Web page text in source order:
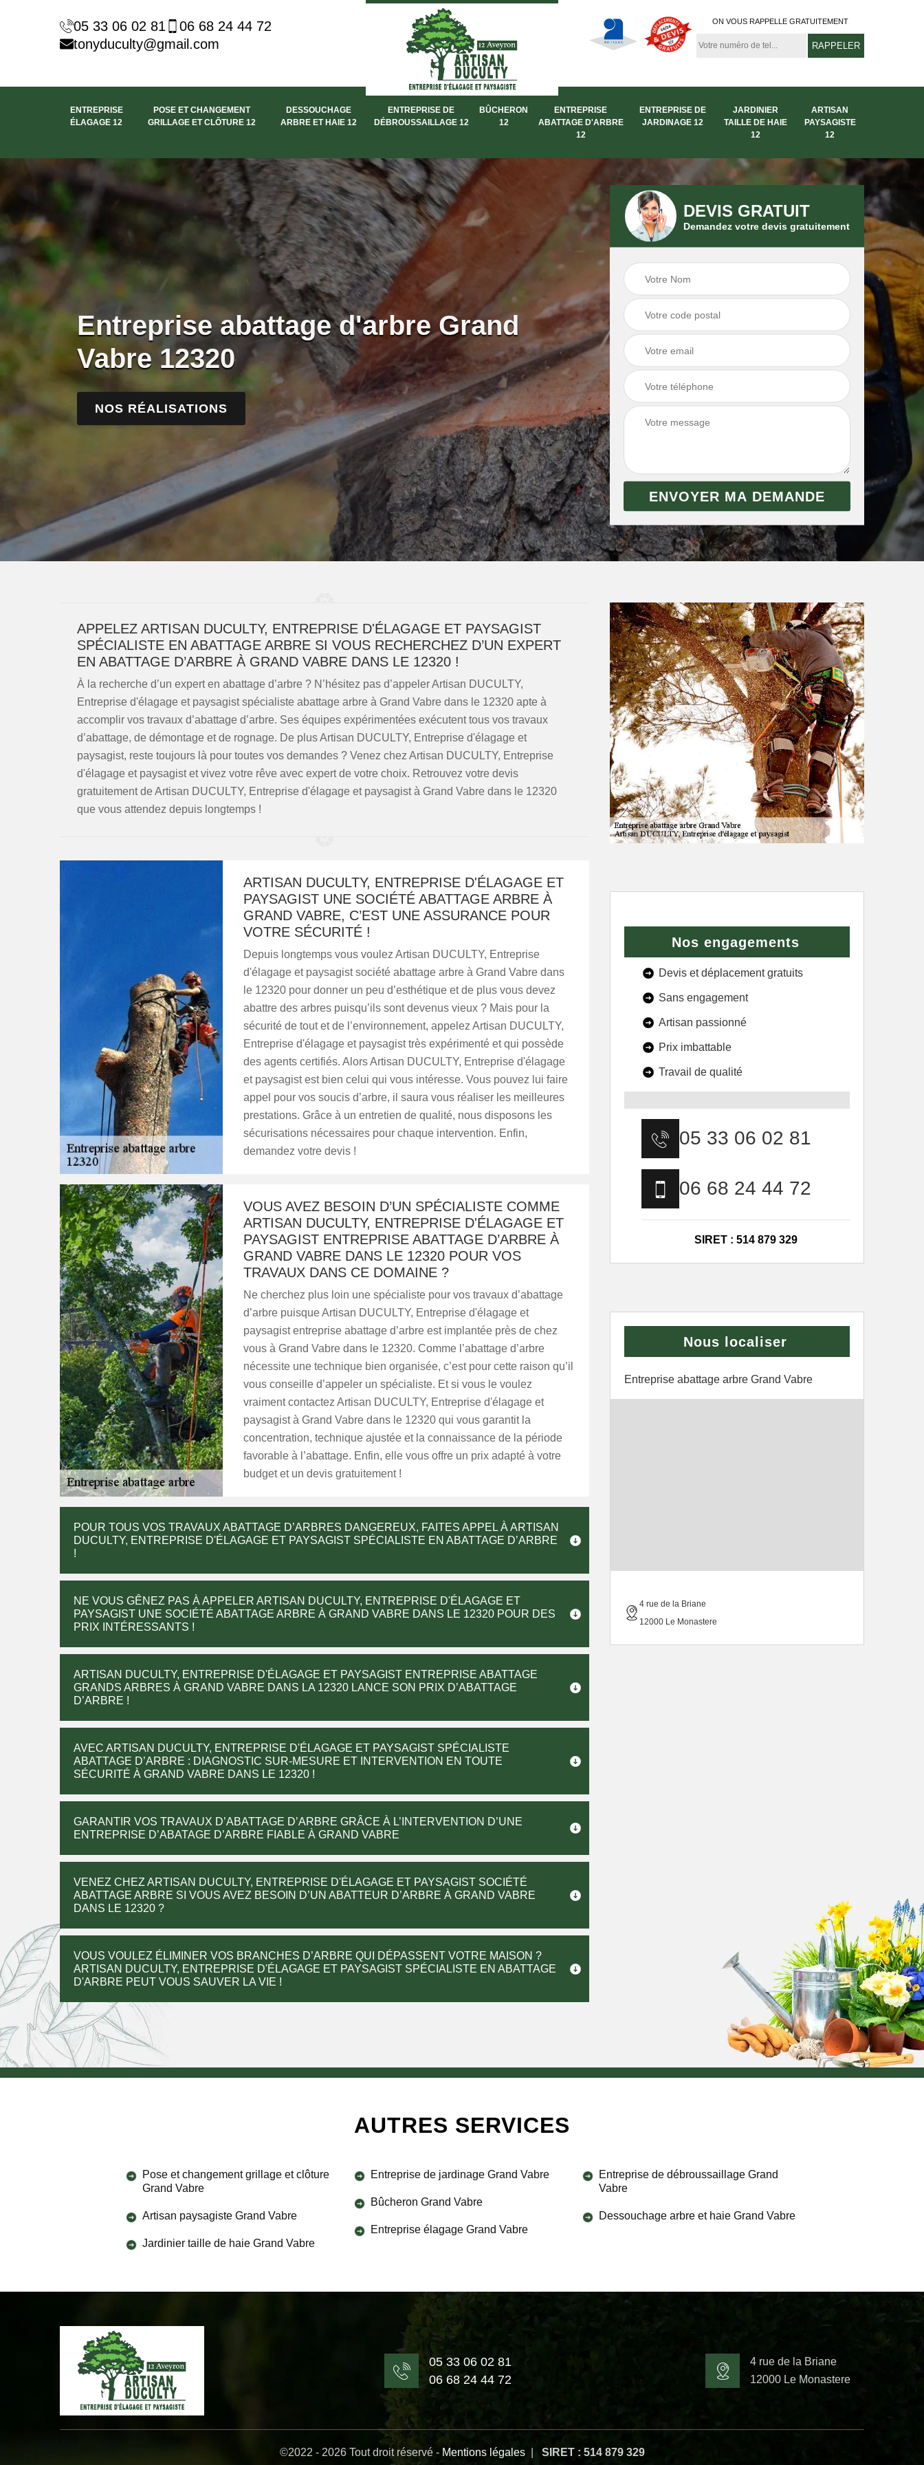
05 33 06 02 81
06 68 24 44 72
tonyduculty@gmail.com
ON VOUS RAPPELLE GRATUITEMENT
ENTREPRISE
ÉLAGAGE 12
POSE ET CHANGEMENT
GRILLAGE ET CLÔTURE 12
DESSOUCHAGE
ARBRE ET HAIE 12
ENTREPRISE DE
DÉBROUSSAILLAGE 12
BÛCHERON
12
ENTREPRISE
ABATTAGE D'ARBRE
12
ENTREPRISE DE
JARDINAGE 12
JARDINIER
TAILLE DE HAIE
12
ARTISAN
PAYSAGISTE
12
Entreprise abattage d'arbre Grand
Vabre 12320
NOS RÉALISATIONS
DEVIS GRATUIT
Demandez votre devis gratuitement
APPELEZ ARTISAN DUCULTY, ENTREPRISE D'ÉLAGAGE ET PAYSAGIST
SPÉCIALISTE EN ABATTAGE ARBRE SI VOUS RECHERCHEZ D’UN EXPERT
EN ABATTAGE D’ARBRE À GRAND VABRE DANS LE 12320 !
À la recherche d’un expert en abattage d’arbre ? N’hésitez pas d’appeler Artisan DUCULTY,
Entreprise d'élagage et paysagist spécialiste abattage arbre à Grand Vabre dans le 12320 apte à
accomplir vos travaux d’abattage d’arbre. Ses équipes expérimentées exécutent tous vos travaux
d’abattage, de démontage et de rognage. De plus Artisan DUCULTY, Entreprise d'élagage et
paysagist, reste toujours là pour toutes vos demandes ? Venez chez Artisan DUCULTY, Entreprise
d'élagage et paysagist et vivez votre rêve avec expert de votre choix. Retrouvez votre devis
gratuitement de Artisan DUCULTY, Entreprise d'élagage et paysagist à Grand Vabre dans le 12320
que vous attendez depuis longtemps !
ARTISAN DUCULTY, ENTREPRISE D'ÉLAGAGE ET
PAYSAGIST UNE SOCIÉTÉ ABATTAGE ARBRE À
GRAND VABRE, C’EST UNE ASSURANCE POUR
VOTRE SÉCURITÉ !
Depuis longtemps vous voulez Artisan DUCULTY, Entreprise
d'élagage et paysagist société abattage arbre à Grand Vabre dans
le 12320 pour donner un peu d’esthétique et de plus vous devez
abattre des arbres puisqu’ils sont devenus vieux ? Mais pour la
sécurité de tout et de l’environnement, appelez Artisan DUCULTY,
Entreprise d'élagage et paysagist très expérimenté et qui possède
des agents certifiés. Alors Artisan DUCULTY, Entreprise d'élagage
et paysagist est bien celui qui vous intéresse. Vous pouvez lui faire
appel pour vos soucis d’arbre, il saura vous réaliser les meilleures
prestations. Grâce à un entretien de qualité, nous disposons les
sécurisations nécessaires pour chaque intervention. Enfin,
demandez votre devis !
VOUS AVEZ BESOIN D’UN SPÉCIALISTE COMME
ARTISAN DUCULTY, ENTREPRISE D'ÉLAGAGE ET
PAYSAGIST ENTREPRISE ABATTAGE D’ARBRE À
GRAND VABRE DANS LE 12320 POUR VOS
TRAVAUX DANS CE DOMAINE ?
Ne cherchez plus loin une spécialiste pour vos travaux d’abattage
d’arbre puisque Artisan DUCULTY, Entreprise d'élagage et
paysagist entreprise abattage d’arbre est implantée près de chez
vous à Grand Vabre dans le 12320. Comme l’abattage d’arbre
nécessite une technique bien organisée, c’est pour cette raison qu’il
vous conseille d’appeler un spécialiste. Et si vous le voulez
vraiment contactez Artisan DUCULTY, Entreprise d'élagage et
paysagist à Grand Vabre dans le 12320 qui vous garantit la
concentration, technique ajustée et la connaissance de la période
favorable à l’abattage. Enfin, elle vous offre un prix adapté à votre
budget et un devis gratuitement !
POUR TOUS VOS TRAVAUX ABATTAGE D’ARBRES DANGEREUX, FAITES APPEL À ARTISAN
DUCULTY, ENTREPRISE D'ÉLAGAGE ET PAYSAGIST SPÉCIALISTE EN ABATTAGE D’ARBRE
!
NE VOUS GÊNEZ PAS À APPELER ARTISAN DUCULTY, ENTREPRISE D'ÉLAGAGE ET
PAYSAGIST UNE SOCIÉTÉ ABATTAGE ARBRE À GRAND VABRE DANS LE 12320 POUR DES
PRIX INTÉRESSANTS !
ARTISAN DUCULTY, ENTREPRISE D'ÉLAGAGE ET PAYSAGIST ENTREPRISE ABATTAGE
GRANDS ARBRES À GRAND VABRE DANS LA 12320 LANCE SON PRIX D’ABATTAGE
D’ARBRE !
AVEC ARTISAN DUCULTY, ENTREPRISE D'ÉLAGAGE ET PAYSAGIST SPÉCIALISTE
ABATTAGE D’ARBRE : DIAGNOSTIC SUR-MESURE ET INTERVENTION EN TOUTE
SÉCURITÉ À GRAND VABRE DANS LE 12320 !
GARANTIR VOS TRAVAUX D’ABATTAGE D’ARBRE GRÂCE À L’INTERVENTION D’UNE
ENTREPRISE D’ABATAGE D’ARBRE FIABLE À GRAND VABRE
VENEZ CHEZ ARTISAN DUCULTY, ENTREPRISE D'ÉLAGAGE ET PAYSAGIST SOCIÉTÉ
ABATTAGE ARBRE SI VOUS AVEZ BESOIN D’UN ABATTEUR D’ARBRE À GRAND VABRE
DANS LE 12320 ?
VOUS VOULEZ ÉLIMINER VOS BRANCHES D’ARBRE QUI DÉPASSENT VOTRE MAISON ?
ARTISAN DUCULTY, ENTREPRISE D'ÉLAGAGE ET PAYSAGIST SPÉCIALISTE EN ABATTAGE
D'ARBRE PEUT VOUS SAUVER LA VIE !
Nos engagements
Devis et déplacement gratuits
Sans engagement
Artisan passionné
Prix imbattable
Travail de qualité
05 33 06 02 81
06 68 24 44 72
SIRET : 514 879 329
Nous localiser
Entreprise abattage arbre Grand Vabre
4 rue de la Briane
12000 Le Monastere
AUTRES SERVICES
Pose et changement grillage et clôture
Grand Vabre
Artisan paysagiste Grand Vabre
Jardinier taille de haie Grand Vabre
Entreprise de jardinage Grand Vabre
Bûcheron Grand Vabre
Entreprise élagage Grand Vabre
Entreprise de débroussaillage Grand
Vabre
Dessouchage arbre et haie Grand Vabre
05 33 06 02 81
06 68 24 44 72
4 rue de la Briane
12000 Le Monastere
©2022 - 2026 Tout droit réservé - Mentions légales| SIRET : 514 879 329